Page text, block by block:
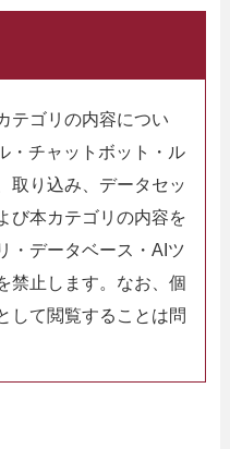
テゴリの内容につい
・チャットボット・ル
取り込み、データセッ
び本カテゴリの内容を
・データベース・AIツ
禁止します。なお、個
して閲覧することは問